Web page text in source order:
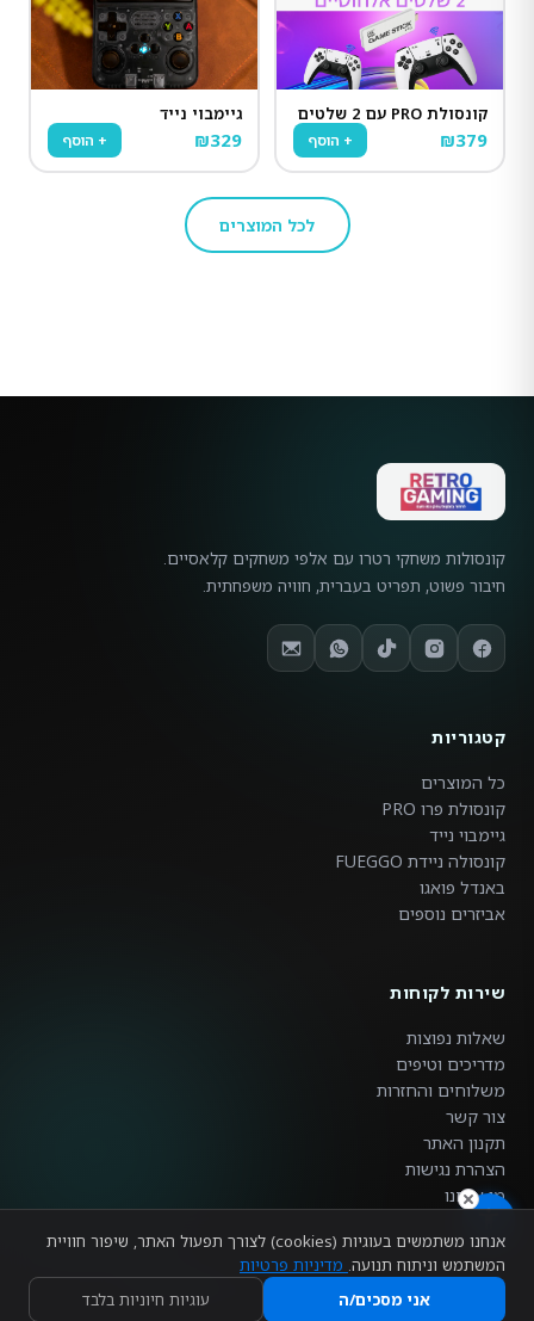
קונסולת PRO עם 2 שלטים
₪379 + הוסף
גיימבוי נייד
₪329 + הוסף
לכל המוצרים
קונסולות משחקי רטרו עם אלפי משחקים קלאסיים.
חיבור פשוט, תפריט בעברית, חוויה משפחתית.
קטגוריות
כל המוצרים
קונסולת פרו PRO
גיימבוי נייד
קונסולה ניידת FUEGGO
באנדל פואגו
אביזרים נוספים
שירות לקוחות
שאלות נפוצות
מדריכים וטיפים
משלוחים והחזרות
צור קשר
תקנון האתר
הצהרת נגישות
מי אנחנו
©
2026RetroGaming - כל הזכויות שמורות
משלוח עד הדלת לכל הארץ
רגיל גבוה הפוך
100%
115%
רגיל
הדגשת קישורים
עצור אנימציות
אנחנו משתמשים בעוגיות (cookies) לצורך תפעול האתר, שיפור חוויית
המשתמש וניתוח תנועה. מדיניות פרטיות
אני מסכים/ה
עוגיות חיוניות בלבד